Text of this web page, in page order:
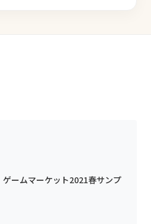
ームマーケット2021春サンプ